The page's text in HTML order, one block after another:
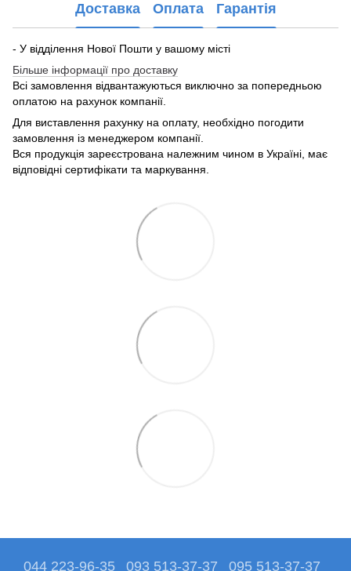
Доставка Оплата Гарантія
- У відділення Нової Пошти у вашому місті
Більше інформації про доставку
Всі замовлення відвантажуються виключно за попередньою
оплатою на рахунок компанії.
Для виставлення рахунку на оплату, необхідно погодити
замовлення із менеджером компанії.
Вся продукція зареєстрована належним чином в Україні, має
відповідні сертифікати та маркування.
044 223-96-35 093 513-37-37 095 513-37-37